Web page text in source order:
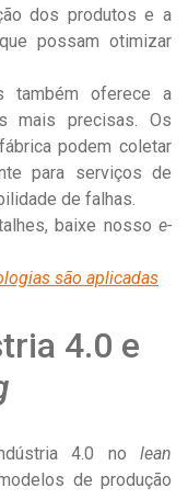
dos produtos e a
possam otimizar
também oferece a
mais precisas. Os
podem coletar
para serviços de
de falhas.
baixe nosso e-
são aplicadas
4.0 e
4.0 no lean
de produção